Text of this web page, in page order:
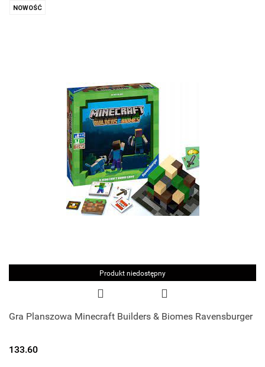
NOWOŚĆ
Produkt niedostępny
Gra Planszowa Minecraft Builders & Biomes Ravensburger
133.60